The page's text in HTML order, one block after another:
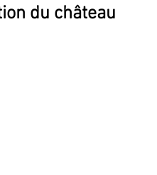
du château